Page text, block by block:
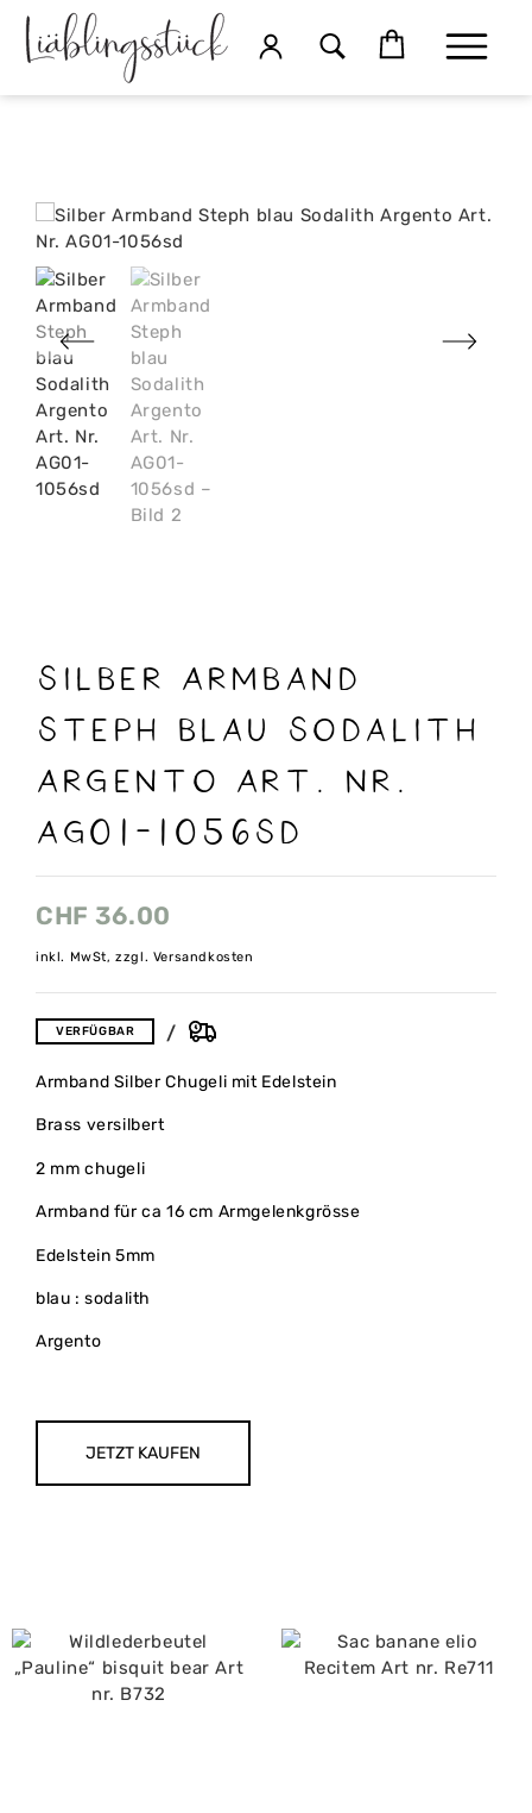
Silber Armband
Steph blau Sodalith
Argento Art. Nr.
AG01-1056sd
CHF 36.00
inkl. MwSt, zzgl. Versandkosten
VERFÜGBAR
Armband Silber Chugeli mit Edelstein
Brass versilbert
2 mm chugeli
Armband für ca 16 cm Armgelenkgrösse
Edelstein 5mm
blau : sodalith
Argento
JETZT KAUFEN